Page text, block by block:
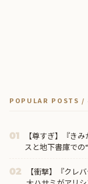
POPULAR POSTS /
01
【尊すぎ】『き
スと地下書庫での
た」
02
【衝撃】『クレ